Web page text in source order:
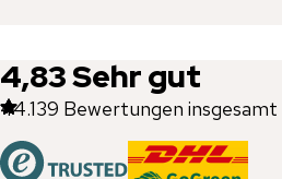
4,83Sehr gut
44.139 Bewertungen insgesamt